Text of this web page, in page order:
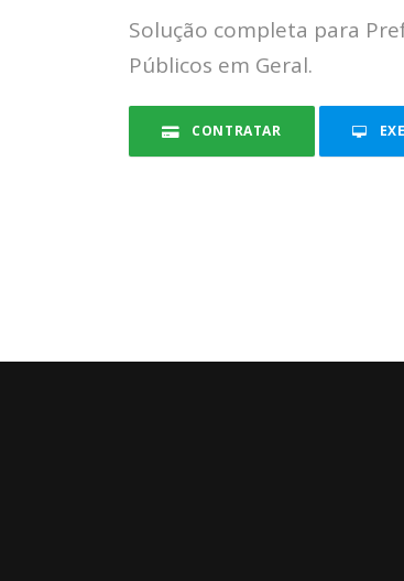
Solução completa para
Públicos em Geral.
CONTRATAR